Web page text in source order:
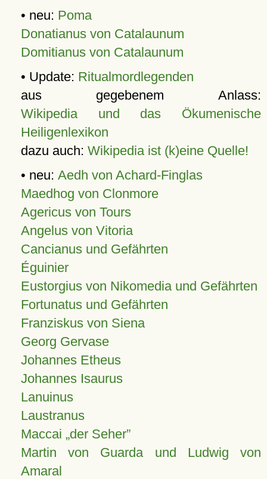
• neu: Poma
Donatianus von Catalaunum
Domitianus von Catalaunum
• Update: Ritualmordlegenden
aus gegebenem Anlass:
Wikipedia und das Ökumenische
Heiligenlexikon
dazu auch: Wikipedia ist (k)eine Quelle!
• neu: Aedh von Achard-Finglas
Maedhog von Clonmore
Agericus von Tours
Angelus von Vitoria
Cancianus und Gefährten
Éguinier
Eustorgius von Nikomedia und Gefährten
Fortunatus und Gefährten
Franziskus von Siena
Georg Gervase
Johannes Etheus
Johannes Isaurus
Lanuinus
Laustranus
Maccai „der Seher”
Martin von Guarda und Ludwig von
Amaral